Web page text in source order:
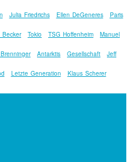
Julia Friedrichs Ellen DeGeneres Paris
Becker Tokio TSG Hoffenheim Manuel
Antarktis Gesellschaft Jeff
Letzte Generation Klaus Scherer